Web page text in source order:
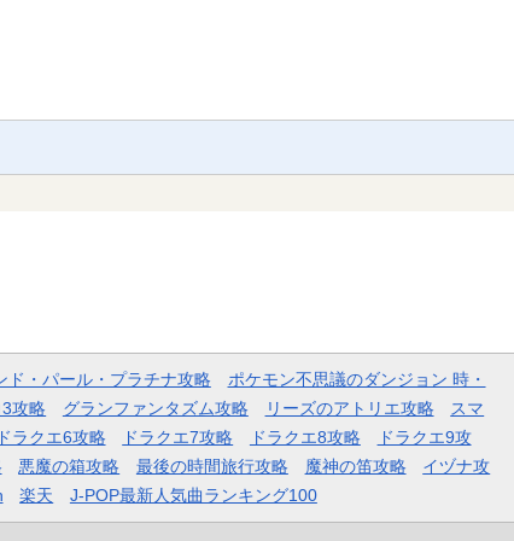
ド・パール・プラチナ攻略
ポケモン不思議のダンジョン 時・
攻略 グランファンタズム攻略 リーズのアトリエ攻略
スマ
ドラクエ6攻略 ドラクエ7攻略 ドラクエ8攻略
ドラクエ9攻
悪魔の箱攻略 最後の時間旅行攻略 魔神の笛攻略
イヅナ攻
楽天 J-POP最新人気曲ランキング100